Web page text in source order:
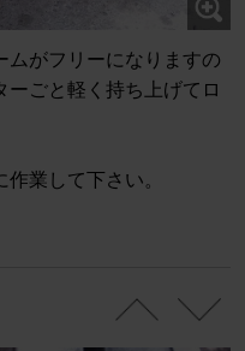
ムがフリーになりますの
ごと軽く持ち上げてロ
業して下さい。